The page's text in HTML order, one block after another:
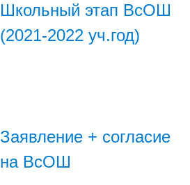
Школьный этап ВсОШ
(2021-2022 уч.год)
Заявление + согласие
на ВсОШ